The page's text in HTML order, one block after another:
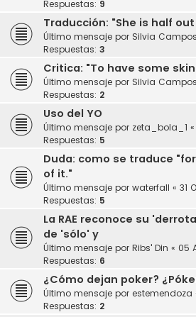
Respuestas: 9
Traducción: "She is half
Último mensaje por Silvia Campos
Respuestas: 3
Critica: "To have some
Último mensaje por Silvia Campos
Respuestas: 2
Uso del YO
Último mensaje por zeta_bola_1 «
Respuestas: 5
Duda: como se traduce
of it."
Último mensaje por waterfall « 31
Respuestas: 5
La RAE reconoce su
de 'sólo' y
Último mensaje por Ribs' Din « 05
Respuestas: 6
¿Cómo dejan poker?
Último mensaje por estemendoza
Respuestas: 2